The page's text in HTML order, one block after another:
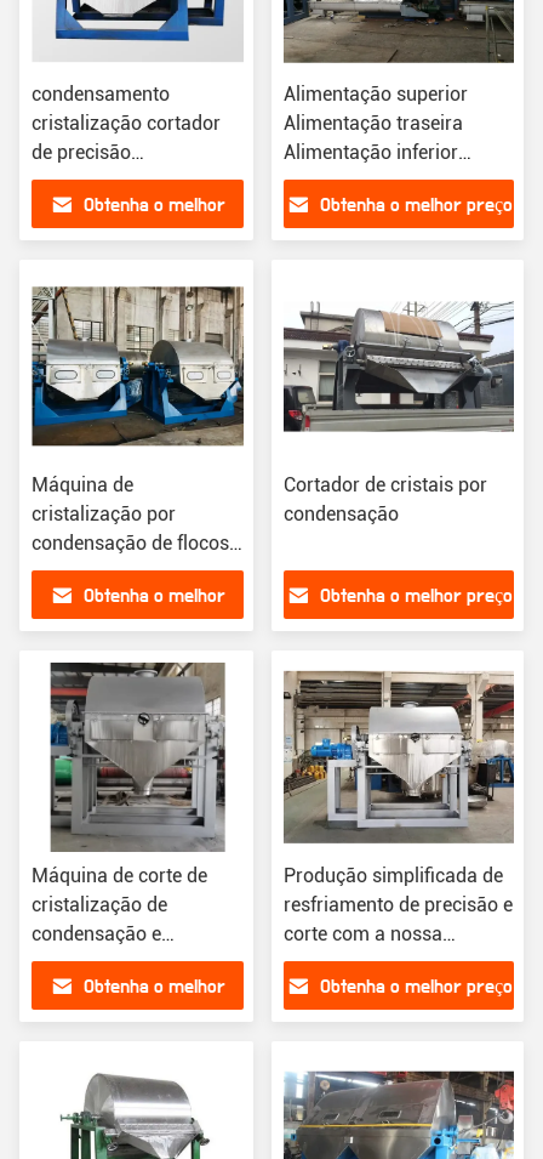
condensamento
cristalização cortador
de precisão
solidificação
Obtenha o melhor
Alimentação superior
Alimentação traseira
Alimentação inferior
Condensação de
cristalização
Obtenha o melhor preço
Máquina de
cristalização por
condensação de flocos
para anidrido maleico
orgânicoObtenha o melhor
Cortador de cristais por
condensação
Obtenha o melhor preço
Máquina de corte de
cristalização de
condensação e
solidificação eficiente
para processamento
industrial
Obtenha o melhor
Produção simplificada de
resfriamento de precisão e
corte com a nossa
máquina de cristalização
de condensação
Obtenha o melhor preço